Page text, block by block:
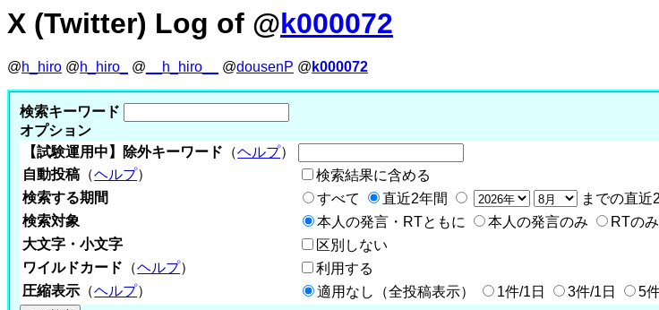
X (Twitter) Log of @k000072
@h_hiro @h_hiro_ @ __h_hiro__ @dousenP @ k000072
検索キーワード
オプション
【試験運用中】除外キーワード （ヘルプ）
自動投稿 （ヘルプ）
検索結果に含める
検索する期間
すべて 直近2年間
までの直近
検索対象
本人の発言・RTともに 本人の発言のみ
RTのみ
大文字・小文字
区別しない
ワイルドカード （ヘルプ）
利用する
圧縮表示 （ヘルプ） 適用なし（全投稿表示） 1件/1日 3件/1日 5